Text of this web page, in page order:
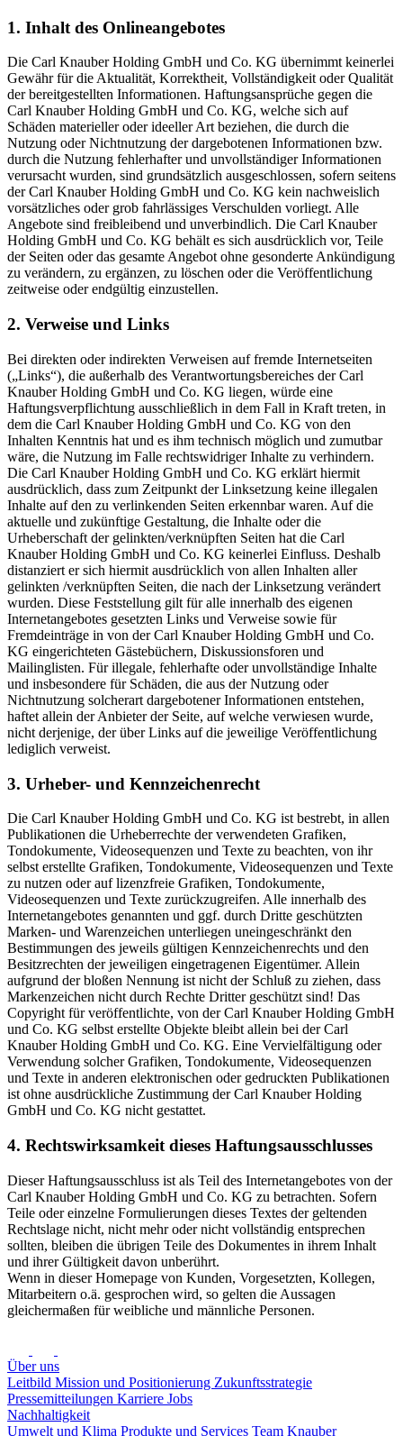
1. Inhalt des Onlineangebotes
Die Carl Knauber Holding GmbH und Co. KG übernimmt keinerlei
Gewähr für die Aktualität, Korrektheit, Vollständigkeit oder Qualität
der bereitgestellten Informationen. Haftungsansprüche gegen die
Carl Knauber Holding GmbH und Co. KG, welche sich auf
Schäden materieller oder ideeller Art beziehen, die durch die
Nutzung oder Nichtnutzung der dargebotenen Informationen bzw.
durch die Nutzung fehlerhafter und unvollständiger Informationen
verursacht wurden, sind grundsätzlich ausgeschlossen, sofern seitens
der Carl Knauber Holding GmbH und Co. KG kein nachweislich
vorsätzliches oder grob fahrlässiges Verschulden vorliegt. Alle
Angebote sind freibleibend und unverbindlich. Die Carl Knauber
Holding GmbH und Co. KG behält es sich ausdrücklich vor, Teile
der Seiten oder das gesamte Angebot ohne gesonderte Ankündigung
zu verändern, zu ergänzen, zu löschen oder die Veröffentlichung
zeitweise oder endgültig einzustellen.
2. Verweise und Links
Bei direkten oder indirekten Verweisen auf fremde Internetseiten
(„Links“), die außerhalb des Verantwortungsbereiches der Carl
Knauber Holding GmbH und Co. KG liegen, würde eine
Haftungsverpflichtung ausschließlich in dem Fall in Kraft treten, in
dem die Carl Knauber Holding GmbH und Co. KG von den
Inhalten Kenntnis hat und es ihm technisch möglich und zumutbar
wäre, die Nutzung im Falle rechtswidriger Inhalte zu verhindern.
Die Carl Knauber Holding GmbH und Co. KG erklärt hiermit
ausdrücklich, dass zum Zeitpunkt der Linksetzung keine illegalen
Inhalte auf den zu verlinkenden Seiten erkennbar waren. Auf die
aktuelle und zukünftige Gestaltung, die Inhalte oder die
Urheberschaft der gelinkten/verknüpften Seiten hat die Carl
Knauber Holding GmbH und Co. KG keinerlei Einfluss. Deshalb
distanziert er sich hiermit ausdrücklich von allen Inhalten aller
gelinkten /verknüpften Seiten, die nach der Linksetzung verändert
wurden. Diese Feststellung gilt für alle innerhalb des eigenen
Internetangebotes gesetzten Links und Verweise sowie für
Fremdeinträge in von der Carl Knauber Holding GmbH und Co.
KG eingerichteten Gästebüchern, Diskussionsforen und
Mailinglisten. Für illegale, fehlerhafte oder unvollständige Inhalte
und insbesondere für Schäden, die aus der Nutzung oder
Nichtnutzung solcherart dargebotener Informationen entstehen,
haftet allein der Anbieter der Seite, auf welche verwiesen wurde,
nicht derjenige, der über Links auf die jeweilige Veröffentlichung
lediglich verweist.
3. Urheber- und Kennzeichenrecht
Die Carl Knauber Holding GmbH und Co. KG ist bestrebt, in allen
Publikationen die Urheberrechte der verwendeten Grafiken,
Tondokumente, Videosequenzen und Texte zu beachten, von ihr
selbst erstellte Grafiken, Tondokumente, Videosequenzen und Texte
zu nutzen oder auf lizenzfreie Grafiken, Tondokumente,
Videosequenzen und Texte zurückzugreifen. Alle innerhalb des
Internetangebotes genannten und ggf. durch Dritte geschützten
Marken- und Warenzeichen unterliegen uneingeschränkt den
Bestimmungen des jeweils gültigen Kennzeichenrechts und den
Besitzrechten der jeweiligen eingetragenen Eigentümer. Allein
aufgrund der bloßen Nennung ist nicht der Schluß zu ziehen, dass
Markenzeichen nicht durch Rechte Dritter geschützt sind! Das
Copyright für veröffentlichte, von der Carl Knauber Holding GmbH
und Co. KG selbst erstellte Objekte bleibt allein bei der Carl
Knauber Holding GmbH und Co. KG. Eine Vervielfältigung oder
Verwendung solcher Grafiken, Tondokumente, Videosequenzen
und Texte in anderen elektronischen oder gedruckten Publikationen
ist ohne ausdrückliche Zustimmung der Carl Knauber Holding
GmbH und Co. KG nicht gestattet.
4. Rechtswirksamkeit dieses Haftungsausschlusses
Dieser Haftungsausschluss ist als Teil des Internetangebotes von der
Carl Knauber Holding GmbH und Co. KG zu betrachten. Sofern
Teile oder einzelne Formulierungen dieses Textes der geltenden
Rechtslage nicht, nicht mehr oder nicht vollständig entsprechen
sollten, bleiben die übrigen Teile des Dokumentes in ihrem Inhalt
und ihrer Gültigkeit davon unberührt.
Wenn in dieser Homepage von Kunden, Vorgesetzten, Kollegen,
Mitarbeitern o.ä. gesprochen wird, so gelten die Aussagen
gleichermaßen für weibliche und männliche Personen.
Über uns
Leitbild Mission und Positionierung Zukunftsstrategie
Pressemitteilungen Karriere Jobs
Nachhaltigkeit
Umwelt und Klima Produkte und Services Team Knauber